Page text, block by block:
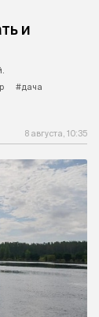
и
#дача
8 августа, 10:35